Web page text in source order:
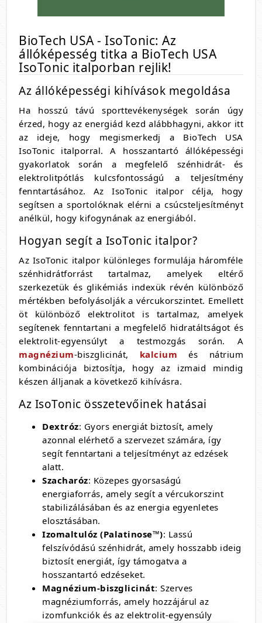
BioTech USA - IsoTonic: Az
állóképesség titka a BioTech USA
IsoTonic italporban rejlik!
Az állóképességi kihívások megoldása
Ha hosszú távú sporttevékenységek során úgy
érzed, hogy az energiád kezd alábbhagyni, akkor itt
az ideje, hogy megismerkedj a BioTech USA
IsoTonic italporral. A hosszantartó állóképességi
gyakorlatok során a megfelelő szénhidrát- és
elektrolitpótlás kulcsfontosságú a teljesítmény
fenntartásához. Az IsoTonic italpor célja, hogy
segítsen a sportolóknak elérni a csúcsteljesítményt
anélkül, hogy kifogynának az energiából.
Hogyan segít a IsoTonic italpor?
Az IsoTonic italpor különleges formulája háromféle
szénhidrátforrást tartalmaz, amelyek eltérő
szerkezetük és glikémiás indexük révén különböző
mértékben befolyásolják a vércukorszintet. Emellett
öt különböző elektrolitot is tartalmaz, amelyek
segítenek fenntartani a megfelelő hidratáltságot és
elektrolit-egyensúlyt a testmozgás során. A
magnézium-biszglicinát, kalcium és nátrium
kombinációja biztosítja, hogy az izmaid mindig
készen álljanak a következő kihívásra.
Az IsoTonic összetevőinek hatásai
Dextróz: Gyors energiát biztosít, amely
azonnal elérhető a szervezet számára, így
segít fenntartani a teljesítményt az edzések
alatt.
Szacharóz: Közepes gyorsaságú
energiaforrás, amely segít a vércukorszint
stabilizálásában és az energia egyenletes
elosztásában.
Izomaltulóz (Palatinose™): Lassú
felszívódású szénhidrát, amely hosszabb ideig
biztosít energiát, így támogatva a
hosszantartó edzéseket.
Magnézium-biszglicinát: Szerves
magnéziumforrás, amely hozzájárul az
izomfunkciók és az elektrolit-egyensúly